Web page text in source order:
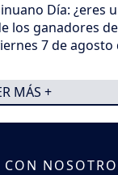
Día: ¿eres
los ganadores
7 de agosto
MÁS +
CON